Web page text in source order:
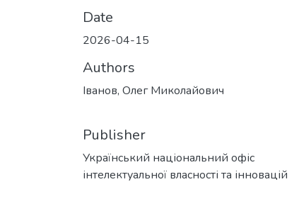
Date
2026-04-15
Authors
Іванов, Олег Миколайович
Publisher
Український національний офіс
інтелектуальної власності та інновацій